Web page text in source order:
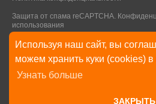
Используя наш сайт, вы
можем хранить куки (cookies)
Узнать больше
ЗАКРЫТЬ
Защита от спама reCAPTCHA.
использования
* Указанные на Сайте цены,
характеристики могут быть изменены в
пользователей Сайта. Внешний вид